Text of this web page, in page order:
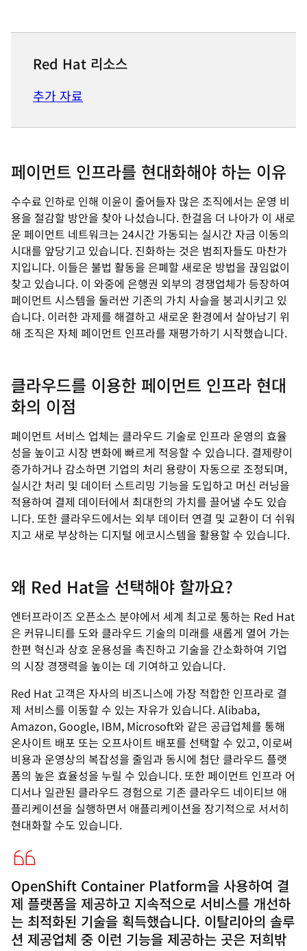
Red Hat 리소스
추가 자료
페이먼트 인프라를 현대화해야 하는 이유
수수료 인하로 인해 이윤이 줄어들자 많은 조직에서는 운영 비
용을 절감할 방안을 찾아 나섰습니다. 한걸음 더 나아가 이 새로
운 페이먼트 네트워크는 24시간 가동되는 실시간 자금 이동의
시대를 앞당기고 있습니다. 진화하는 것은 범죄자들도 마찬가
지입니다. 이들은 불법 활동을 은폐할 새로운 방법을 끊임없이
찾고 있습니다. 이 와중에 은행권 외부의 경쟁업체가 등장하여
페이먼트 시스템을 둘러싼 기존의 가치 사슬을 붕괴시키고 있
습니다. 이러한 과제를 해결하고 새로운 환경에서 살아남기 위
해 조직은 자체 페이먼트 인프라를 재평가하기 시작했습니다.
클라우드를 이용한 페이먼트 인프라 현대
화의 이점
페이먼트 서비스 업체는 클라우드 기술로 인프라 운영의 효율
성을 높이고 시장 변화에 빠르게 적응할 수 있습니다. 결제량이
증가하거나 감소하면 기업의 처리 용량이 자동으로 조정되며,
실시간 처리 및 데이터 스트리밍 기능을 도입하고 머신 러닝을
적용하여 결제 데이터에서 최대한의 가치를 끌어낼 수도 있습
니다. 또한 클라우드에서는 외부 데이터 연결 및 교환이 더 쉬워
지고 새로 부상하는 디지털 에코시스템을 활용할 수 있습니다.
왜 Red Hat을 선택해야 할까요?
엔터프라이즈 오픈소스 분야에서 세계 최고로 통하는 Red Hat
은 커뮤니티를 도와 클라우드 기술의 미래를 새롭게 열어 가는
한편 혁신과 상호 운용성을 촉진하고 기술을 간소화하여 기업
의 시장 경쟁력을 높이는 데 기여하고 있습니다.
Red Hat 고객은 자사의 비즈니스에 가장 적합한 인프라로 결
제 서비스를 이동할 수 있는 자유가 있습니다. Alibaba,
Amazon, Google, IBM, Microsoft와 같은 공급업체를 통해
온사이트 배포 또는 오프사이트 배포를 선택할 수 있고, 이로써
비용과 운영상의 복잡성을 줄임과 동시에 첨단 클라우드 플랫
폼의 높은 효율성을 누릴 수 있습니다. 또한 페이먼트 인프라 어
디서나 일관된 클라우드 경험으로 기존 클라우드 네이티브 애
플리케이션을 실행하면서 애플리케이션을 장기적으로 서서히
현대화할 수도 있습니다.
OpenShift Container Platform을 사용하여 결
제 플랫폼을 제공하고 지속적으로 서비스를 개선하
는 최적화된 기술을 획득했습니다. 이탈리아의 솔루
션 제공업체 중 이런 기능을 제공하는 곳은 저희밖